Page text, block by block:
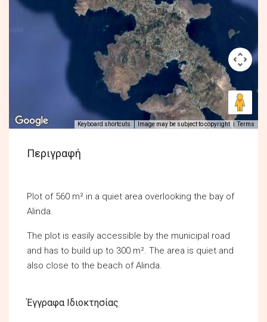
Keyboard shortcuts Image may be subject to copyright Terms
Περιγραφή
Plot of 560 m² in a quiet area overlooking the bay of
Alinda.
The plot is easily accessible by the municipal road
and has to build up to 300 m². The area is quiet and
also close to the beach of Alinda.
Έγγραφα Ιδιοκτησίας